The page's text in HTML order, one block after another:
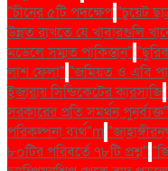
"চীনের ৫টি পদক্ষেপ"চুয়েট
উন্নত রাখতে যে খাবারগুলি
মডেলে সম্মত পাকিস্তান"
লাশ ফেলা" "জমিয়ত ও এবি
ইজারায় সিন্ডিকেটের কারসাজি
সরকারের প্রতি সমর্থন পুনর্ব্যক্ত"
পরিকল্পনা ব্যর্থ"m
৮০টির পরিবর্তে ৭৮টি প্রশ্ন"